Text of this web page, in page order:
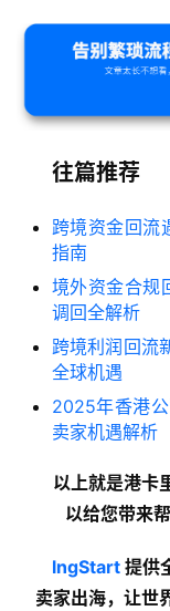
往篇推荐
跨境资金回流
指南
境外资金合规
调回全解析
跨境利润回流
全球机遇
2025年香港
卖家机遇解析
以上就是港卡
以给您带来
lngStart 提供
卖家出海，让世